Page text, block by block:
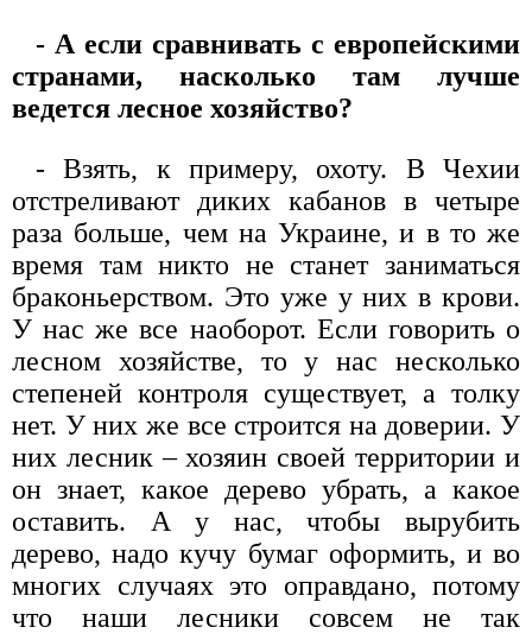
- А если сравнивать с европейскими
странами, насколько там лучше
ведется лесное хозяйство?
- Взять, к примеру, охоту. В Чехии
отстреливают диких кабанов в четыре
раза больше, чем на Украине, и в то же
время там никто не станет заниматься
браконьерством. Это уже у них в крови.
У нас же все наоборот. Если говорить о
лесном хозяйстве, то у нас несколько
степеней контроля существует, а толку
нет. У них же все строится на доверии. У
них лесник – хозяин своей территории и
он знает, какое дерево убрать, а какое
оставить. А у нас, чтобы вырубить
дерево, надо кучу бумаг оформить, и во
многих случаях это оправдано, потому
что наши лесники совсем не так